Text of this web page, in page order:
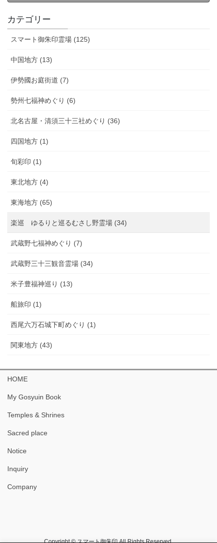
カテゴリー
スマート御朱印霊場 (125)
中国地方 (13)
伊勢國お庭街道 (7)
勢州七福神めぐり (6)
北名古屋・清須三十三社めぐり (36)
四国地方 (1)
旬彩印 (1)
東北地方 (4)
東海地方 (65)
楽巡 ゆるりと巡るむさし野霊場 (34)
武蔵野七福神めぐり (7)
武蔵野三十三観音霊場 (34)
米子豊福神巡り (13)
船旅印 (1)
西尾六万石城下町めぐり (1)
関東地方 (43)
HOME
My Gosyuin Book
Temples & Shrines
Sacred place
Notice
Inquiry
Company
Copyright © スマート御朱印 All Rights Reserved.